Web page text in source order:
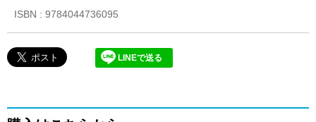
ISBN : 9784044736095
LINEで送る